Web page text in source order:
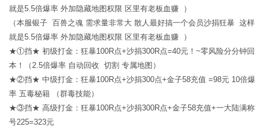
就是5.5倍爆率 外加隐藏地图权限 区里有老板血赚 ）
（本服银子 百兽之魂 需求量非常大 散人最好搞一个会员沙捐狂暴 这样
就是5.5倍爆率 外加隐藏地图权限 区里有老板血赚 ）
★①挡★ 初级打金：狂暴100R点+沙捐300R点=40元！~零风险分分钟回
本！（2.5倍爆率 自动回收 切割 专属地图）
★②挡★ 中级打金：狂暴100R点+沙捐300点+金子58充值 =98元 10倍爆
率 五毒秘籍 （群毒技能）
★③挡★ 高级打金：狂暴100R点+沙捐300R点+金子58充值+一大陆满称
号225=323元